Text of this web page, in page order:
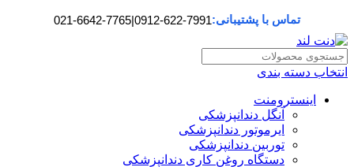
تماس با پشتیبانی:0912-622-7991
|
021-6642-7765
انتخاب دسته بندی
اینسترومنت
آنگل دندانپزشکی
ایرموتور دندانپزشکی
توربین دندانپزشکی
دستگاه روغن کاری دندانپزشکی